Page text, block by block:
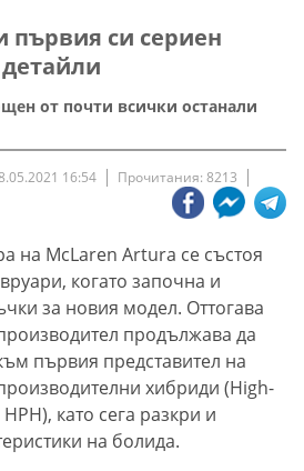
първия си сериен
от почти всички останали
16:54 Прочитания: 8213
на McLaren Artura се състоя
когато започна и
за новия модел. Оттогава
продължава да
първия представител на
хибриди (High-
като сега разкри и
на болида.